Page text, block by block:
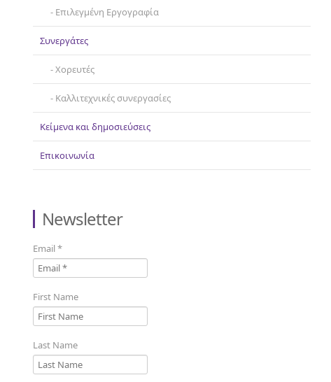
Επιλεγμένη Εργογραφία
Συνεργάτες
Χορευτές
Καλλιτεχνικές συνεργασίες
Κείμενα και δημοσιεύσεις
Επικοινωνία
Newsletter
Email*
First Name
Last Name